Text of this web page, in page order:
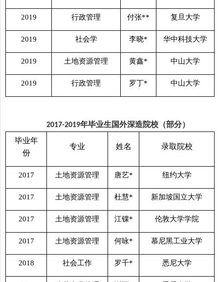
2019 行政管理 付张** 复旦大学
2019 社会学 李晓* 华中科技大学
2019 土地资源管理 黄鑫* 中山大学
2019 行政管理 罗丁* 中山大学
2017-2019年毕业生国外深造院校（部分）
毕业年
份
专业 姓名 录取院校
2017 土地资源管理 唐艺* 纽约大学
2017 土地资源管理 杜慧* 新加坡国立大学
2017 土地资源管理 江锞* 伦敦大学学院
2017 土地资源管理 何咏* 慕尼黑工业大学
2018 社会工作 罗千* 悉尼大学